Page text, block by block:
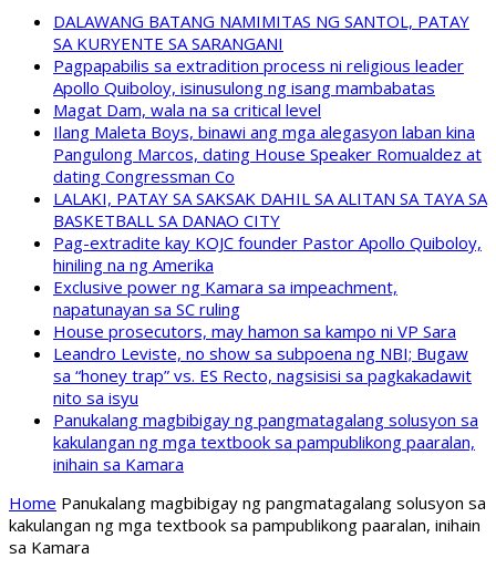
DALAWANG BATANG NAMIMITAS NG SANTOL, PATAY
SA KURYENTE SA SARANGANI
Pagpapabilis sa extradition process ni religious leader
Apollo Quiboloy, isinusulong ng isang mambabatas
Magat Dam, wala na sa critical level
Ilang Maleta Boys, binawi ang mga alegasyon laban kina
Pangulong Marcos, dating House Speaker Romualdez at
dating Congressman Co
LALAKI, PATAY SA SAKSAK DAHIL SA ALITAN SA TAYA SA
BASKETBALL SA DANAO CITY
Pag-extradite kay KOJC founder Pastor Apollo Quiboloy,
hiniling na ng Amerika
Exclusive power ng Kamara sa impeachment,
napatunayan sa SC ruling
House prosecutors, may hamon sa kampo ni VP Sara
Leandro Leviste, no show sa subpoena ng NBI; Bugaw
sa “honey trap” vs. ES Recto, nagsisisi sa pagkakadawit
nito sa isyu
Panukalang magbibigay ng pangmatagalang solusyon sa
kakulangan ng mga textbook sa pampublikong paaralan,
inihain sa Kamara
Home Panukalang magbibigay ng pangmatagalang solusyon sa
kakulangan ng mga textbook sa pampublikong paaralan, inihain
sa Kamara